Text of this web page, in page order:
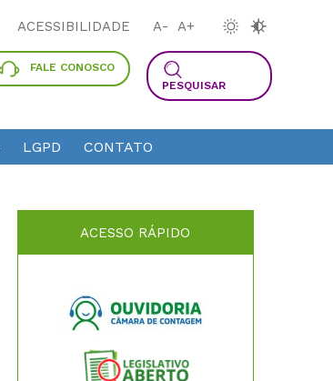
ACESSIBILIDADE A- A+
FALE CONOSCO
PESQUISAR
LGPD CONTATO
ACESSO RÁPIDO